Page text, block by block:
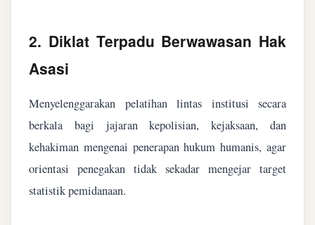
2. Diklat Terpadu Berwawasan Hak
Asasi
Menyelenggarakan pelatihan lintas institusi secara
berkala bagi jajaran kepolisian, kejaksaan, dan
kehakiman mengenai penerapan hukum humanis, agar
orientasi penegakan tidak sekadar mengejar target
statistik pemidanaan.